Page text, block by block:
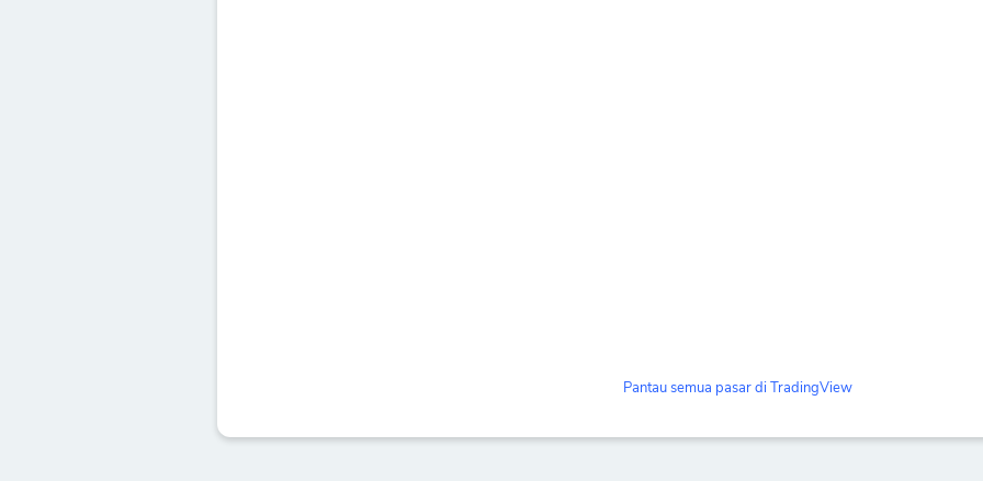
Pantau semua pasar di TradingView